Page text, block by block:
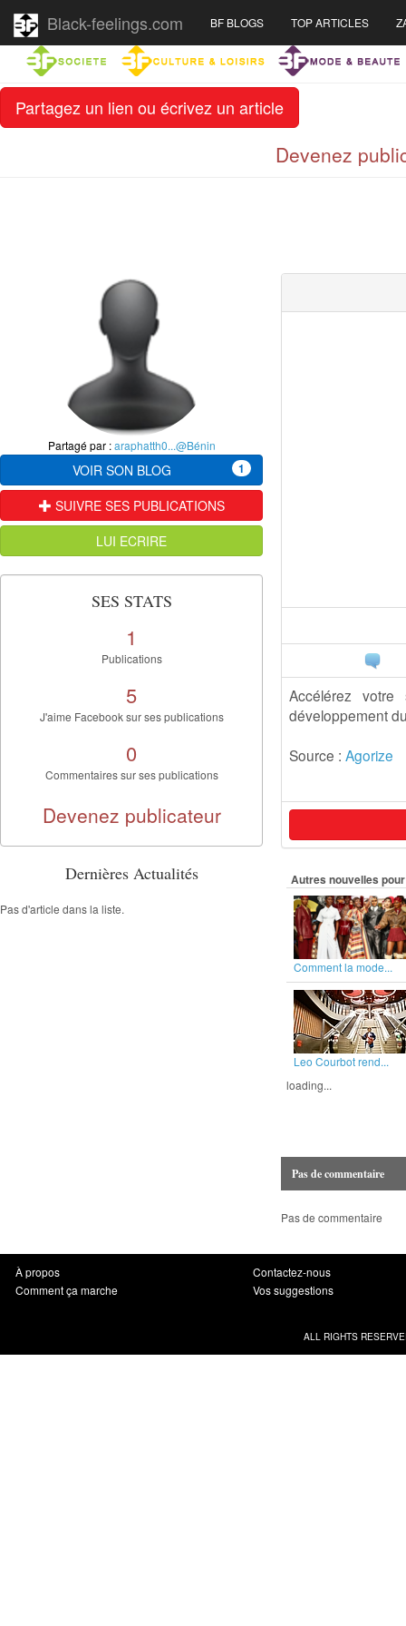
Partagez un lien ou écrivez un article
Black-feelings.com BF BLOGS TOP ARTICLES
Devenez
Accélérez
développement
Source : Agorize
Autres nouvelles
Comment la mode...
Leo Courbot rend...
loading...
Pas de commentaire
Pas de commentaire
Partagé par :araphatth0...@Bénin
VOIR SON BLOG 1
SUIVRE SES PUBLICATIONS
LUI ECRIRE
SES STATS
1
Publications
5
J'aime Facebook sur ses publications
0
Commentaires sur ses publications
Devenez publicateur
Dernières Actualités
Pas d'article dans la liste.
À propos
Comment ça marche
Contactez-nous
Vos suggestions
ALL RIGHTS